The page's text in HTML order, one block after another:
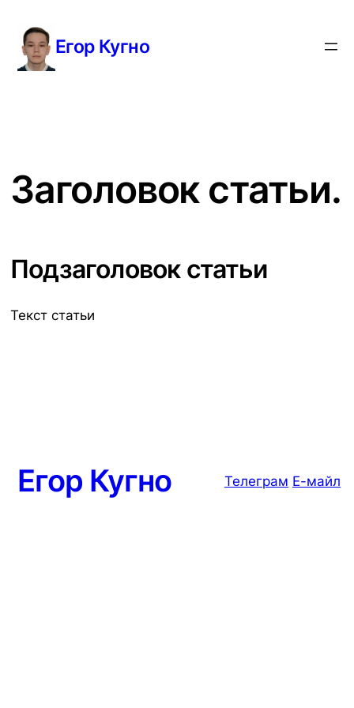
содержимому
Егор Кугно
Заголовок статьи.
Подзаголовок статьи
Текст статьи
Егор Кугно Телеграм Е-майл